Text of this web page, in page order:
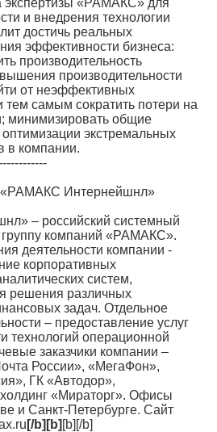
экспертизы «РАМАКС» для
и внедрения технологии
достичь реальных
эффективности бизнеса:
производительность
производительности
от неэффективных
тем самым сократить потери на
минимизировать общие
оптимизации экстремальных
в компании.
«РАМАКС Интернейшнл»
– российский системный
группу компаний «РАМАКС».
деятельности компании -
корпоративных
систем,
решения различных
задач. Отдельное
– предоставление услуг
технологий операционной
заказчики компании –
России», «МегаФон»,
ГК «Автодор»,
«Мираторг». Офисы
и Санкт-Петербурге. Сайт
[/b][b] [b][/b]